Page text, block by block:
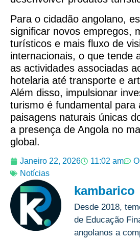
Para o cidadão angolano,
significar novos empregos,
turísticos e mais fluxo de
internacionais, o que tende
as actividades associadas
hotelaria até transporte e
Além disso, impulsionar
turismo é fundamental para
paisagens naturais únicas
a presença de Angola no
global.
Janeiro 22, 2026 11:02 am
Notícias
kambarico
Desde 2018,
de Educação
angolanos a